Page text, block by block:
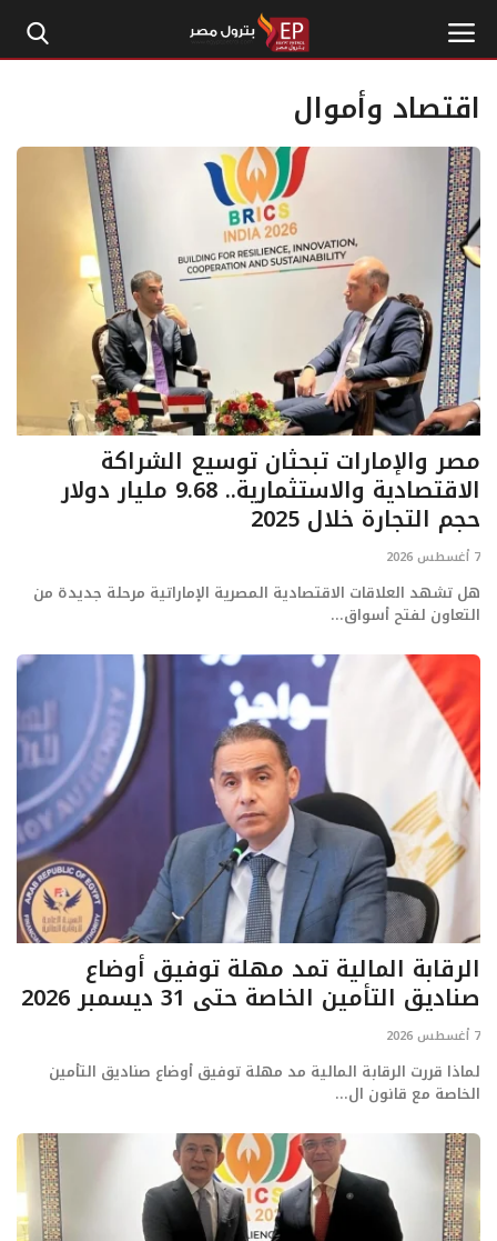
الرئيسية
إتصل بنا
بترول
أخبار مصر
اقتصاد وأموال
طاقة
غاز
تعدين
اتصالات وتكنولوجيا
شركات
فيديو وتوك شو
تقارير
مقالات
مجتمع البترول
دليل شركات البترول المصرية
ايجبس
اقتصاد وأموال
مصر والإمارات تبحثان توسيع الشراكة
الاقتصادية والاستثمارية.. 9.68 مليار دولار
حجم التجارة خلال 2025
7 أغسطس 2026
هل تشهد العلاقات الاقتصادية المصرية الإماراتية مرحلة جديدة من
التعاون لفتح أسواق...
الرقابة المالية تمد مهلة توفيق أوضاع
صناديق التأمين الخاصة حتى 31 ديسمبر 2026
7 أغسطس 2026
لماذا قررت الرقابة المالية مد مهلة توفيق أوضاع صناديق التأمين
الخاصة مع قانون ال...